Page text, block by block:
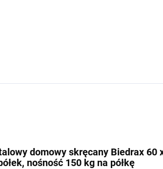
domowy skręcany Biedrax 60
nośność 150 kg na półkę